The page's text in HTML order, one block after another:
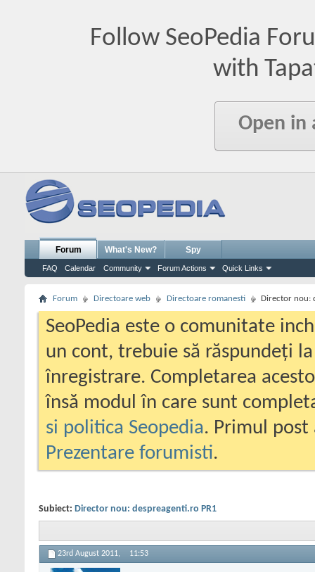
Follow SeoPedia
with
Open in
Forum
FAQ Calendar Community Forum Actions Quick Links
What's New? Spy
Forum Directoare web Directoare romanesti Director nou:
SeoPedia este o comunitate
un cont, trebuie să răspundeți
înregistrare. Completarea
însă modul în care sunt
si politica Seopedia. Primul
Prezentare forumisti.
Subiect: Director nou: despreagenti.ro PR1
23rd August 2011, 11:53